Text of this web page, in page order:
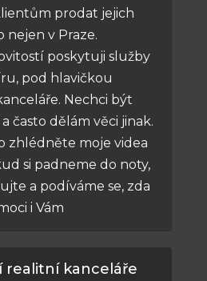
prodat jejich
nejen v Praze.
poskytuji služby
pod hlavičkou
Nechci být
často dělám věci jinak.
zhlédněte moje videa
si padneme do noty,
a podíváme se, zda
i Vám
realitní kanceláře